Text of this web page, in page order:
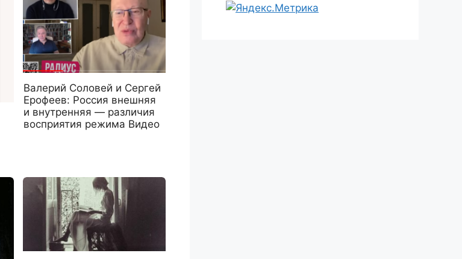
Валерий Соловей и Сергей
Ерофеев: Россия внешняя
и внутренняя — различия
восприятия режима Видео